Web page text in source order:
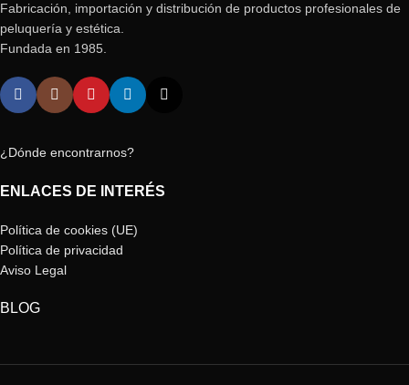
Fabricación, importación y distribución de productos profesionales de
peluquería y estética.
Fundada en 1985.
¿Dónde encontrarnos?
ENLACES DE INTERÉS
Política de cookies (UE)
Política de privacidad
Aviso Legal
BLOG